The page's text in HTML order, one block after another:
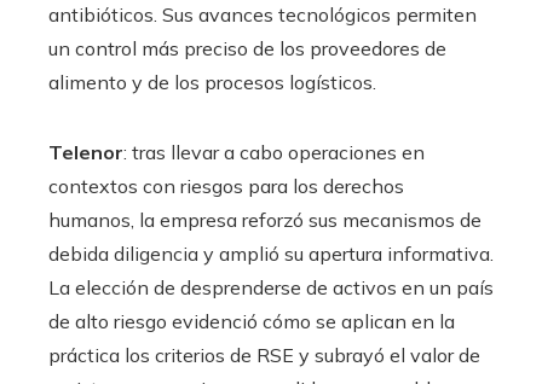
antibióticos. Sus avances tecnológicos permiten
un control más preciso de los proveedores de
alimento y de los procesos logísticos.
Telenor: tras llevar a cabo operaciones en
contextos con riesgos para los derechos
humanos, la empresa reforzó sus mecanismos de
debida diligencia y amplió su apertura informativa.
La elección de desprenderse de activos en un país
de alto riesgo evidenció cómo se aplican en la
práctica los criterios de RSE y subrayó el valor de